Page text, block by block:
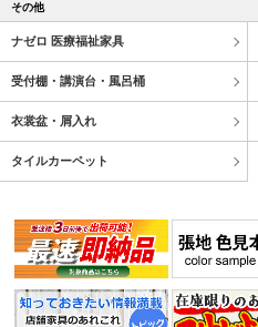
その他
ナゼロ 医療福祉家具
受付棚・講演台・風呂桶
衣裳盆・屑入れ
タイルカーペット